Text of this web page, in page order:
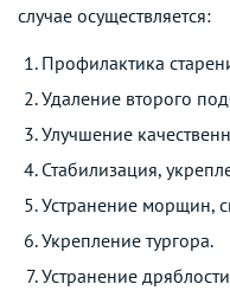
случае осуществляется:
Профилактика
Удаление второго
Улучшение
Стабилизация,
Устранение морщин,
Укрепление тургора.
Устранение